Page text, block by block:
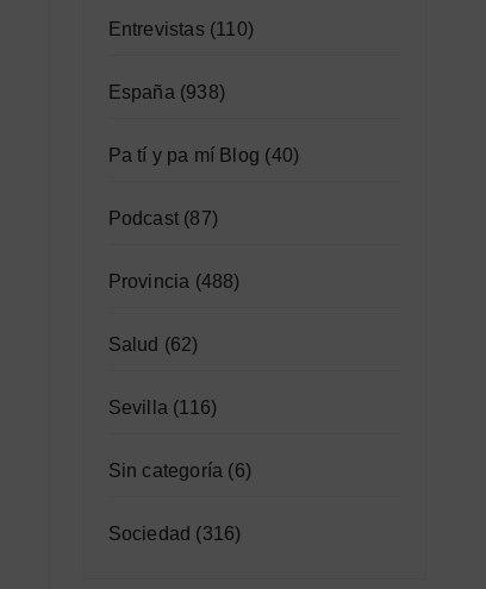
Entrevistas(110)
España (938)
Pa tí y pa mí Blog (40)
Podcast(87)
Provincia (488)
Salud (62)
Sevilla (116)
Sin categoría (6)
Sociedad (316)